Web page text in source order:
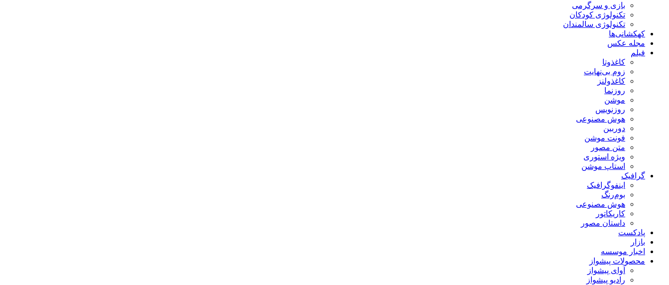
بازی و سرگرمی
تکنولوژی کودکان
تکنولوژی سالمندان
کهکشانی‌ها
مجله عکس
فیلم
کاغذوتا
زوم بی‌نهایت
کاغذولنز
روزنما
موشن
روزنویس
هوش مصنوعی
دوربین
فونت موشن
متن مصور
ویژه استوری
استاپ موشن
گرافیک
اینفوگرافیک
بوم‌رنگ
هوش مصنوعی
کاریکاتور
داستان مصور
پادکست
بازار
اخبار موسسه
محصولات پیشواز
آوای پیشواز
رادیو پیشواز